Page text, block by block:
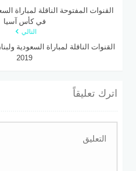
القنوات المفتوحة الناقلة لمباراة
في كأس آسيا
التالي
القنوات الناقلة لمباراة السعودية
2019
اترك تعليقاً